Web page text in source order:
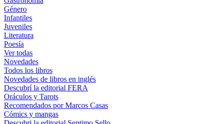
Género
Infantiles
Juveniles
Literatura
Poesía
Ver todas
Novedades
Todos los libros
Novedades de libros en inglés
Descubrí la editorial FERA
Oráculos y Tarots
Recomendados por Marcos Casas
Cómics y mangas